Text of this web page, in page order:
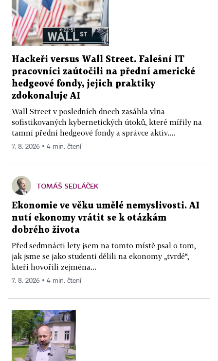
Hackeři versus Wall Street. Falešní IT
pracovníci zaútočili na přední americké
hedgeové fondy, jejich praktiky
zdokonaluje AI
Wall Street v posledních dnech zasáhla vlna
sofistikovaných kybernetických útoků, které mířily na
tamní přední hedgeové fondy a správce aktiv....
7. 8. 2026 ▪ 4 min. čtení
TOMÁŠ SEDLÁČEK
Ekonomie ve věku umělé nemyslivosti. AI
nutí ekonomy vrátit se k otázkám
dobrého života
Před sedmnácti lety jsem na tomto místě psal o tom,
jak jsme se jako studenti dělili na ekonomy „tvrdé“,
kteří hovořili zejména...
7. 8. 2026 ▪ 4 min. čtení